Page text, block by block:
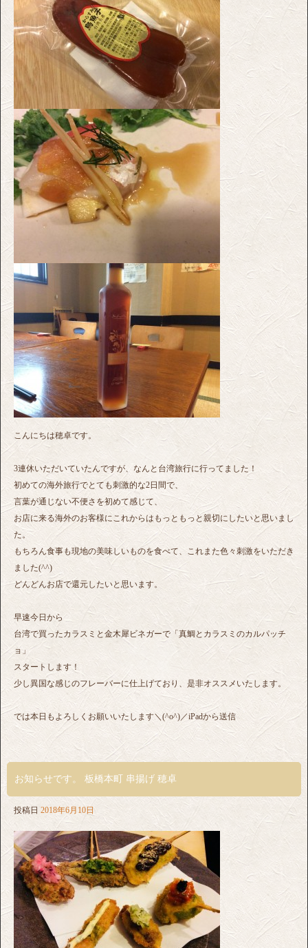
こんにちは穂卓です。
3連休いただいていたんですが、なんと台湾旅行に行ってました！
初めての海外旅行でとても刺激的な2日間で、
言葉が通じない不便さを初めて感じて、
お店に来る海外のお客様にこれからはもっともっと親切にしたいと思いまし
た。
もちろん食事も現地の美味しいものを食べて、これまた色々刺激をいただき
ました(^^)
どんどんお店で還元したいと思います。
早速今日から
台湾で買ったカラスミと金木犀ビネガーで「真鯛とカラスミのカルパッチ
ョ」
スタートします！
少し異国な感じのフレーバーに仕上げており、是非オススメいたします。
では本日もよろしくお願いいたします＼(^o^)／iPadから送信
お知らせです。 板橋本町 串揚げ 穂卓
投稿日 2018年6月10日